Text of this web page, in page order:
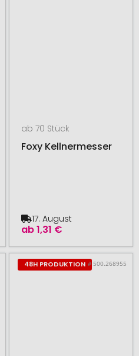
ab 70 Stück
Foxy Kellnermesser
ab1,31 €
17. August
48H PRODUKTION # 500.268955